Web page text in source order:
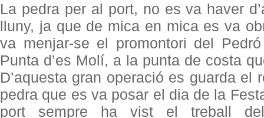
La pedra per al port, no es va haver
lluny, ja que de mica en mica es va
va menjar-se el promontori del
Punta d’es Molí, a la punta de costa
D’aquesta gran operació es guarda el
pedra que es va posar el dia de la
port sempre ha vist el treball